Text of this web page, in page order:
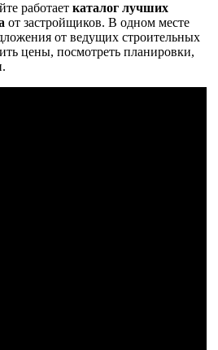
работает каталог лучших
от застройщиков. В одном месте
от ведущих строительных
цены, посмотреть планировки,